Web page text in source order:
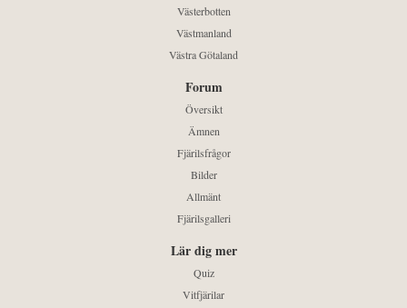
Västerbotten
Västmanland
Västra Götaland
Forum
Översikt
Ämnen
Fjärilsfrågor
Bilder
Allmänt
Fjärilsgalleri
Lär dig mer
Quiz
Vitfjärilar